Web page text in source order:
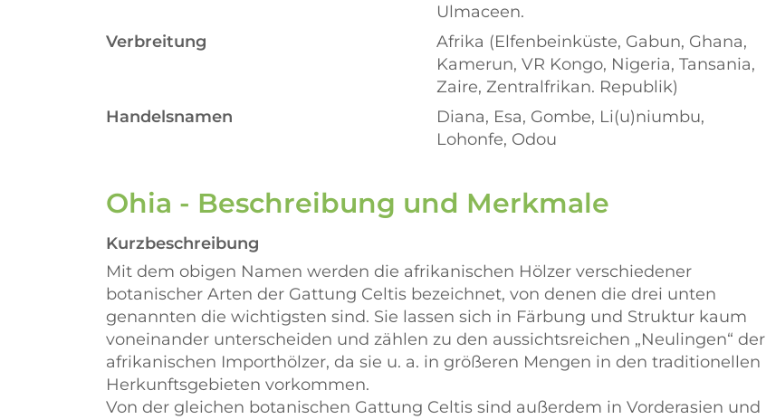
Ulmaceen.
Verbreitung
Afrika (Elfenbeinküste, Gabun, Ghana,
Kamerun, VR Kongo, Nigeria, Tansania,
Zaire, Zentralfrikan. Republik)
Handelsnamen
Diana, Esa, Gombe, Li(u)niumbu,
Lohonfe, Odou
Ohia - Beschreibung und Merkmale
Kurzbeschreibung
Mit dem obigen Namen werden die afrikanischen Hölzer verschiedener
botanischer Arten der Gattung Celtis bezeichnet, von denen die drei unten
genannten die wichtigsten sind. Sie lassen sich in Färbung und Struktur kaum
voneinander unterscheiden und zählen zu den aussichtsreichen
Neulingen
der
afrikanischen Importhölzer, da sie u. a. in größeren Mengen in den traditionellen
Herkunftsgebieten vorkommen.
Von der gleichen botanischen Gattung Celtis sind außerdem in Vorderasien und